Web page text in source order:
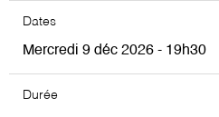
Dates
Mercredi 9 déc 2026 - 19h30
Durée